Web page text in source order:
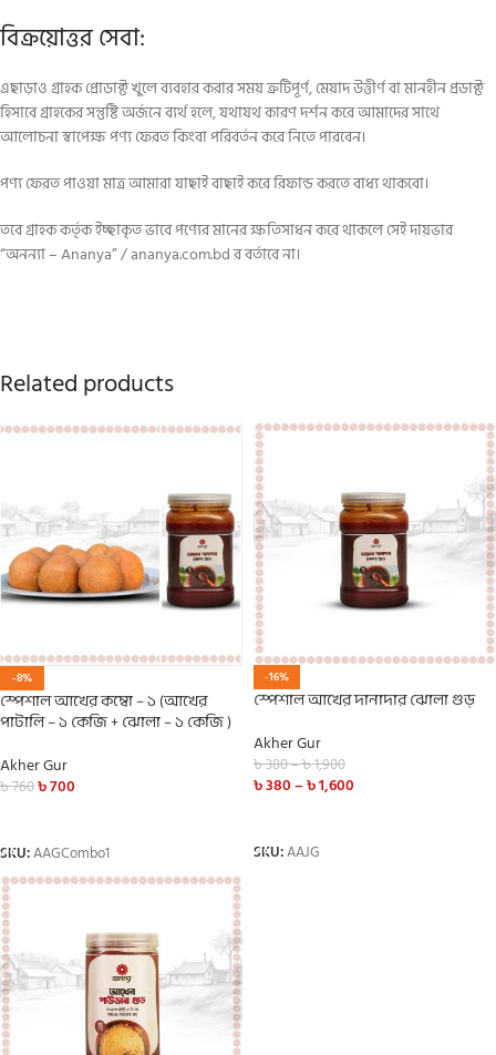
বিক্রয়োত্তর সেবা:
এছাড়াও গ্রাহক প্রোডাক্ট খুলে ব্যবহার করার সময় ত্রুটিপূর্ণ, মেয়াদ উত্তীর্ণ বা মানহীন প্রডাক্ট
হিসাবে গ্রাহকের সন্তুষ্টি অর্জনে ব্যর্থ হলে, যথাযথ কারণ দর্শন করে আমাদের সাথে
আলোচনা স্বাপেক্ষ পণ্য ফেরত কিংবা পরিবর্তন করে নিতে পারবেন।
পণ্য ফেরত পাওয়া মাত্র আমারা যাছাই বাছাই করে রিফান্ড করতে বাধ্য থাকবো।
তবে গ্রাহক কর্তৃক ইচ্ছাকৃত ভাবে পণ্যের মানের ক্ষতিসাধন করে থাকলে সেই দায়ভার
“অনন্যা – Ananya” / ananya.com.bd র বর্তাবে না।
Related products
-8%
স্পেশাল আখের কম্বো – ১ (আখের
পাটালি – ১ কেজি + ঝোলা – ১ কেজি )
Akher Gur
৳760৳700
SKU:AAGCombo1
-16%
স্পেশাল আখের দানাদার ঝোলা গুড়
Akher Gur
৳380–৳1,900
৳380–৳1,600
SKU:AAJG